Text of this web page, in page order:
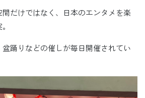
だけではなく、日本のエンタメを楽
踊りなどの催しが毎日開催されてい